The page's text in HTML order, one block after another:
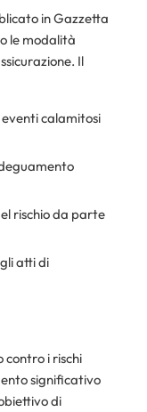
in Gazzetta
le modalità
Il
calamitosi
rischio da parte
atti di
contro i rischi
significativo
di